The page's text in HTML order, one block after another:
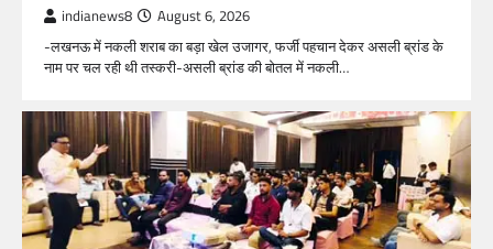
indianews8 August 6, 2026
-लखनऊ में नकली शराब का बड़ा खेल उजागर, फर्जी पहचान देकर असली ब्रांड के
नाम पर चल रही थी तस्करी-असली ब्रांड की बोतल में नकली…